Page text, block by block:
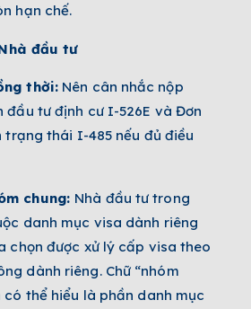
hạn chế.
đầu tư
thời: Nên cân nhắc nộp
đầu tư định cư I-526E và Đơn
trạng thái I-485 nếu đủ điều
chung: Nhà đầu tư trong
danh mục visa dành riêng
chọn được xử lý cấp visa theo
dành riêng. Chữ “nhóm
có thể hiểu là phần danh mục